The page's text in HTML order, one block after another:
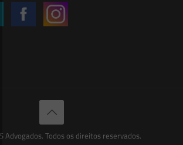
Advogados. Todos os direitos reservados.